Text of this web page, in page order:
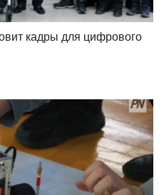
кадры для цифрового